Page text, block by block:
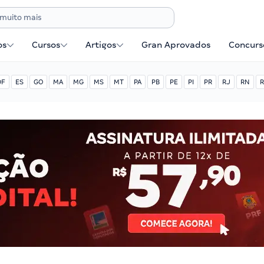
Cursos Artigos Gran Aprovados
ES GO MA MG MS MT PA PB PE PI PR RJ RN